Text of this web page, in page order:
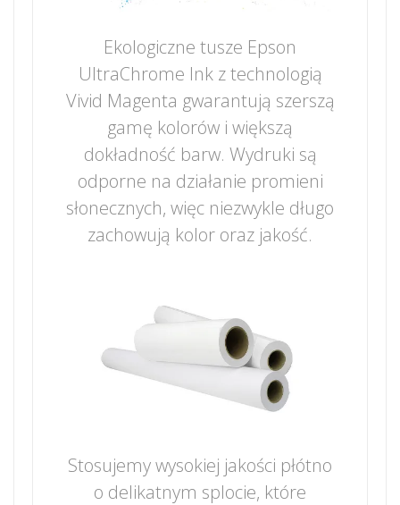
Ekologiczne tusze Epson
UltraChrome Ink z technologią
Vivid Magenta gwarantują szerszą
gamę kolorów i większą
dokładność barw. Wydruki są
odporne na działanie promieni
słonecznych, więc niezwykle długo
zachowują kolor oraz jakość.
Stosujemy wysokiej jakości płótno
o delikatnym splocie, które